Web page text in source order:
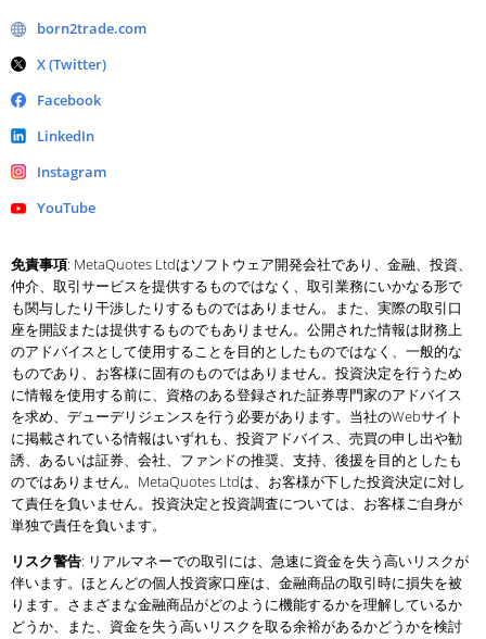
born2trade.com
X (Twitter)
Facebook
LinkedIn
Instagram
YouTube
免責事項: MetaQuotes Ltdはソフトウェア開発会社であり、金融、投資、
仲介、取引サービスを提供するものではなく、取引業務にいかなる形で
も関与したり干渉したりするものではありません。また、実際の取引口
座を開設または提供するものでもありません。公開された情報は財務上
のアドバイスとして使用することを目的としたものではなく、一般的な
ものであり、お客様に固有のものではありません。投資決定を行うため
に情報を使用する前に、資格のある登録された証券専門家のアドバイス
を求め、デューデリジェンスを行う必要があります。当社のWebサイト
に掲載されている情報はいずれも、投資アドバイス、売買の申し出や勧
誘、あるいは証券、会社、ファンドの推奨、支持、後援を目的としたも
のではありません。MetaQuotes Ltdは、お客様が下した投資決定に対し
て責任を負いません。投資決定と投資調査については、お客様ご自身が
単独で責任を負います。
リスク警告: リアルマネーでの取引には、急速に資金を失う高いリスクが
伴います。ほとんどの個人投資家口座は、金融商品の取引時に損失を被
ります。さまざまな金融商品がどのように機能するかを理解しているか
どうか、また、資金を失う高いリスクを取る余裕があるかどうかを検討